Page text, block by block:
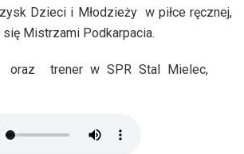
Dzieci i Młodzieży w piłce ręcznej,
Mistrzami Podkarpacia.
oraz trener w SPR Stal Mielec,